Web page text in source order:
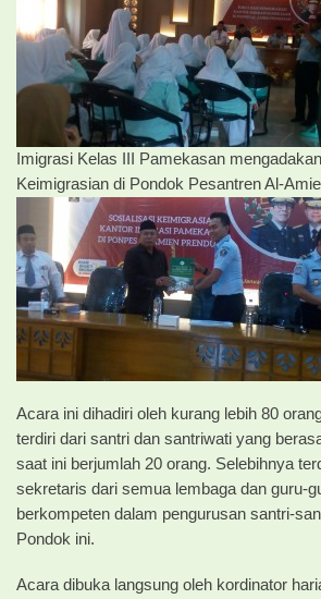
Imigrasi Kelas III Pamekasan
Keimigrasian di Pondok Pesantren Al-
Acara ini dihadiri oleh kurang lebih 80
terdiri dari santri dan santriwati yang
saat ini berjumlah 20 orang. Selebihnya
sekretaris dari semua lembaga dan guru-
berkompeten dalam pengurusan santri-
Pondok ini.
Acara dibuka langsung oleh kordinator